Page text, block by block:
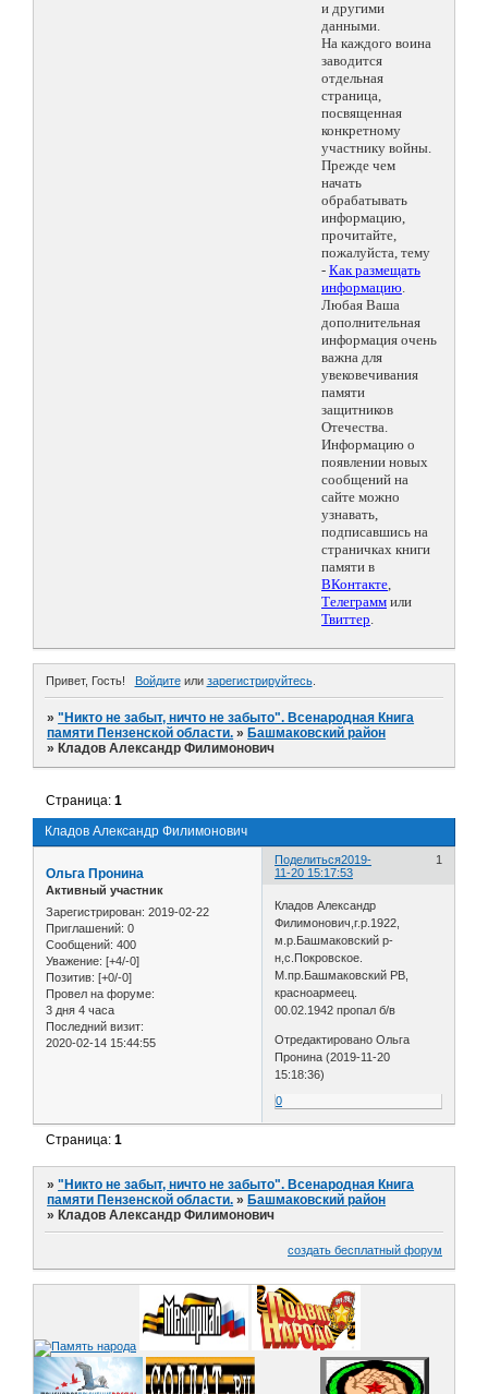
и другими
данными.
На каждого воина
заводится
отдельная
страница,
посвященная
конкретному
участнику войны.
Прежде чем
начать
обрабатывать
информацию,
прочитайте,
пожалуйста, тему
- Как размещать
информацию.
Любая Ваша
дополнительная
информация очень
важна для
увековечивания
памяти
защитников
Отечества.
Информацию о
появлении новых
сообщений на
сайте можно
узнавать,
подписавшись на
страничках книги
памяти в
ВКонтакте,
Телеграмм или
Твиттер.
Привет, Гость! Войдитеили зарегистрируйтесь.
»"Никто не забыт, ничто не забыто". Всенародная Книга
памяти Пензенской области. » Башмаковский район
» Кладов Александр Филимонович
Кладов Александр Филимонович
Страница:1
Поделиться 1
2019-
11-20 15:17:53
Ольга Пронина
Активный участник
Зарегистрирован: 2019-02-22
Приглашений: 0
Сообщений: 400
Уважение: [+4/-0]
Позитив: [+0/-0]
Провел на форуме:
3 дня 4 часа
Последний визит:
2020-02-14 15:44:55
Кладов Александр
Филимонович,г.р.1922,
м.р.Башмаковский р-
н,с.Покровское.
М.пр.Башмаковский РВ,
красноармеец.
00.02.1942 пропал б/в
Отредактировано Ольга
Пронина (2019-11-20
15:18:36)
0
Страница:1
»"Никто не забыт, ничто не забыто". Всенародная Книга
памяти Пензенской области. » Башмаковский район
» Кладов Александр Филимонович
создать бесплатный форум